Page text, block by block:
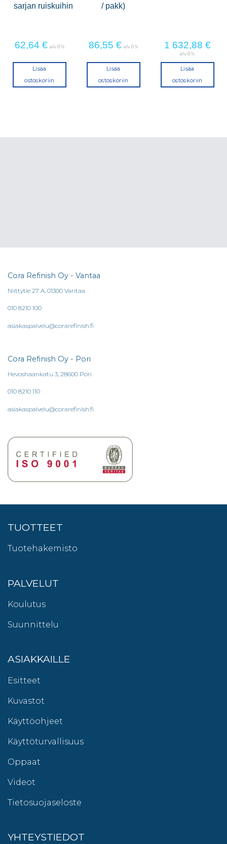
sarjan ruiskuihin
62,64 € alv 0 %
Lisää
ostoskoriin
/ pakk)
86,55 € alv 0 %
Lisää
ostoskoriin
1 632,88 €
alv 0 %
Lisää
ostoskoriin
Cora Refinish Oy - Vantaa
Niittytie 27 A, 01300 Vantaa
010 8210 100
asiakaspalvelu@corarefinish.fi
Cora Refinish Oy - Pori
Hevoshaankatu 3, 28600 Pori
010 8210 110
asiakaspalvelu@corarefinish.fi
TUOTTEET
Tuotehakemisto
PALVELUT
Koulutus
Suunnittelu
ASIAKKAILLE
Esitteet
Kuvastot
Käyttöohjeet
Käyttöturvallisuus
Oppaat
Videot
Tietosuojaseloste
YHTEYSTIEDOT